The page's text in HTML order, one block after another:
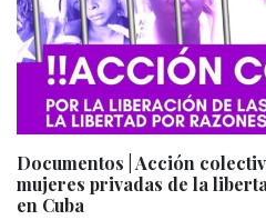
Documentos | Acción
mujeres privadas de la
en Cuba